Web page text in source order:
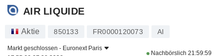
AIR LIQUIDE
Aktie 850133 FR0000120073 AI
Markt geschlossen - Euronext Paris
Nachbörslich 21:59:59